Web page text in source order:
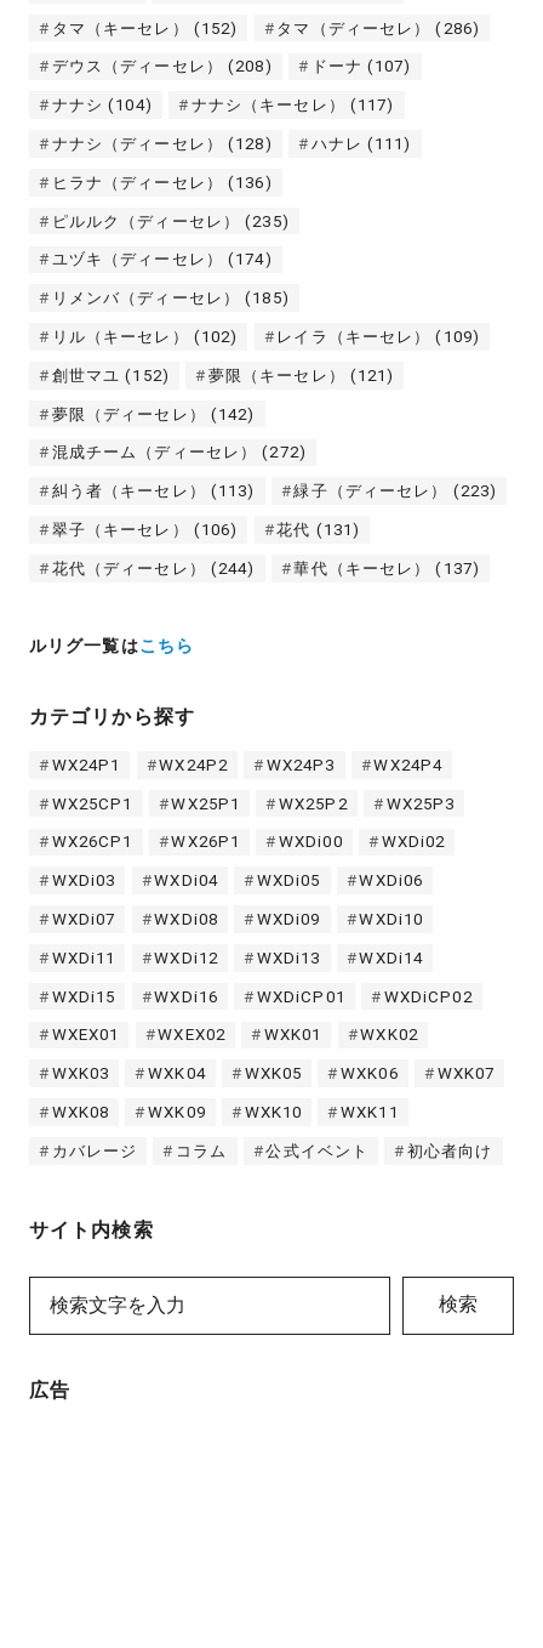
タマ（キーセレ） (152) タマ（ディーセレ） (286)
デウス（ディーセレ） (208) ドーナ (107)
ナナシ (104) ナナシ（キーセレ） (117)
ナナシ（ディーセレ） (128) ハナレ (111)
ヒラナ（ディーセレ） (136)
ピルルク（ディーセレ） (235)
ユヅキ（ディーセレ） (174)
リメンバ（ディーセレ） (185)
リル（キーセレ） (102) レイラ（キーセレ） (109)
創世マユ (152) 夢限（キーセレ） (121)
夢限（ディーセレ） (142)
混成チーム（ディーセレ） (272)
糾う者（キーセレ） (113) 緑子（ディーセレ） (223)
翠子（キーセレ） (106) 花代 (131)
花代（ディーセレ） (244) 華代（キーセレ） (137)
ルリグ一覧はこちら
カテゴリから探す
WX24P1 WX24P2 WX24P3 WX24P4
WX25CP1 WX25P1 WX25P2 WX25P3
WX26CP1 WX26P1 WXDi00 WXDi02
WXDi03 WXDi04 WXDi05 WXDi06
WXDi07 WXDi08 WXDi09 WXDi10
WXDi11 WXDi12 WXDi13 WXDi14
WXDi15 WXDi16 WXDiCP01 WXDiCP02
WXEX01 WXEX02 WXK01 WXK02
WXK03 WXK04 WXK05 WXK06 WXK07
WXK08 WXK09 WXK10 WXK11
カバレージ コラム 公式イベント 初心者向け
サイト内検索
検索
広告